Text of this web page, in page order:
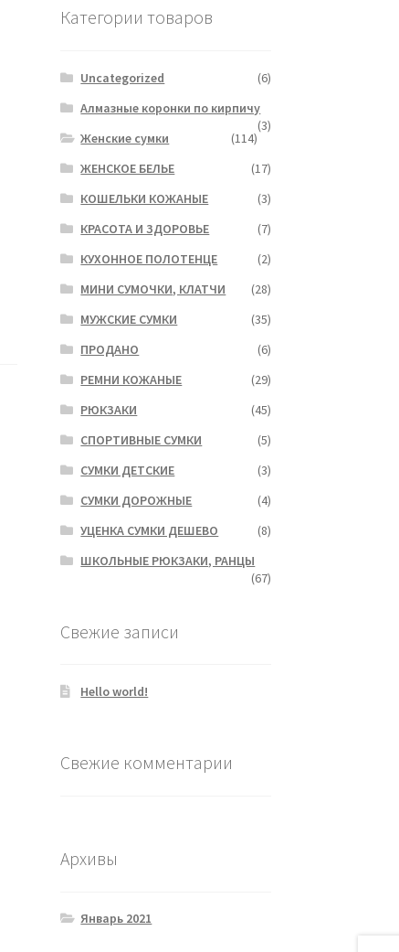
Категории товаров
Uncategorized
(6)
Алмазные коронки по кирпичу
(3)
Женские сумки
(114)
ЖЕНСКОЕ БЕЛЬЕ
(17)
КОШЕЛЬКИ КОЖАНЫЕ
(3)
КРАСОТА И ЗДОРОВЬЕ
(7)
КУХОННОЕ ПОЛОТЕНЦЕ
(2)
МИНИ СУМОЧКИ, КЛАТЧИ
(28)
МУЖСКИЕ СУМКИ
(35)
ПРОДАНО
(6)
РЕМНИ КОЖАНЫЕ
(29)
РЮКЗАКИ
(45)
СПОРТИВНЫЕ СУМКИ
(5)
СУМКИ ДЕТСКИЕ
(3)
СУМКИ ДОРОЖНЫЕ
(4)
УЦЕНКА СУМКИ ДЕШЕВО
(8)
ШКОЛЬНЫЕ РЮКЗАКИ, РАНЦЫ
(67)
Свежие записи
Hello world!
Свежие комментарии
Архивы
Январь 2021